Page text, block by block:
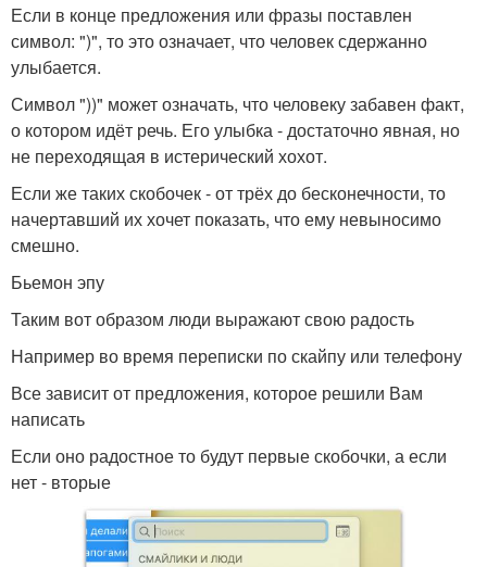
Если в конце предложения или фразы поставлен
символ: ")", то это означает, что человек сдержанно
улыбается.
Символ "))" может означать, что человеку забавен факт,
о котором идёт речь. Его улыбка - достаточно явная, но
не переходящая в истерический хохот.
Если же таких скобочек - от трёх до бесконечности, то
начертавший их хочет показать, что ему невыносимо
смешно.
Бьемон эпу
Таким вот образом люди выражают свою радость
Например во время переписки по скайпу или телефону
Все зависит от предложения, которое решили Вам
написать
Если оно радостное то будут первые скобочки, а если
нет - вторые